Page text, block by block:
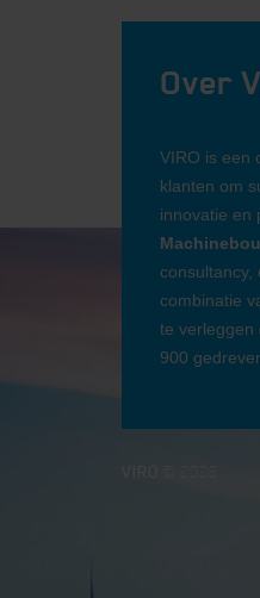
Over
VIRO is een
klanten om
innovatie en
consultancy,
combinatie
te verleggen
900